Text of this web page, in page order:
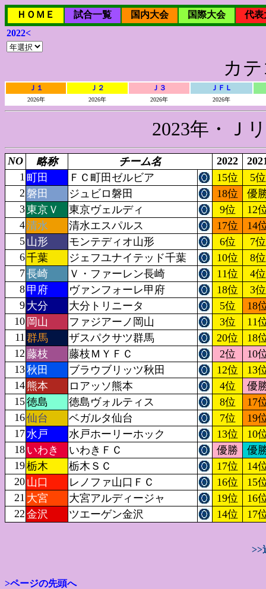
ＨＯＭＥ 試合一覧 国内大会 国際大会
代表
2022<
カ
Ｊ１ Ｊ２ Ｊ３ ＪＦＬ
2026年 2026年 2026年 2026年
2023年・Ｊ
NO 略称 チーム名 2022
1 町田 ＦＣ町田ゼルビア 15位
5位
2 磐田 ジュビロ磐田 18位
優
3東京Ｖ 東京ヴェルディ 9位
12
4清水 清水エスパルス 17位
14
5 山形 モンテディオ山形 6位
7位
6千葉 ジェフユナイテッド千葉 10位
8位
7長崎 Ｖ・ファーレン長崎 11位
4位
8 甲府 ヴァンフォーレ甲府 18位
3位
9 大分 大分トリニータ 5位
18
10 岡山 ファジアーノ岡山 3位
11
11 群馬 ザスパクサツ群馬 20位
18
12 藤枝 藤枝ＭＹＦＣ 2位
10
13秋田 ブラウブリッツ秋田 12位
13
14 熊本 ロアッソ熊本 4位
優
15徳島 徳島ヴォルティス 8位
17
16仙台 ベガルタ仙台 7位
19
17水戸 水戸ホーリーホック 13位
10
18 いわき いわきＦＣ 優勝
優
19栃木 栃木ＳＣ 17位
14
20 山口 レノファ山口ＦＣ 16位
15
21 大宮 大宮アルディージャ 19位
16
22 金沢 ツエーゲン金沢 14位 17
>>
>ページの先頭へ